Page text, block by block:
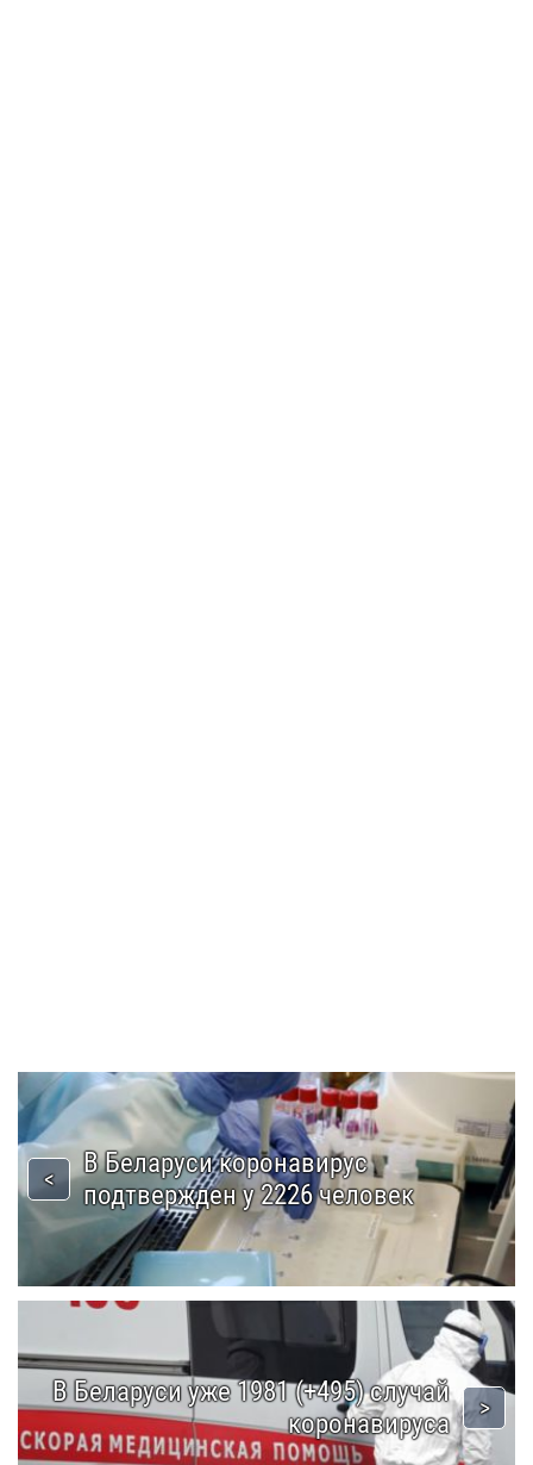
В Беларуси коронавирус
подтвержден у 2226 человек
В Беларуси уже 1981 (+495) случай
коронавируса